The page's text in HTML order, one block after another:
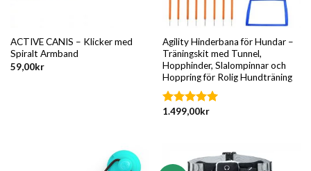
ACTIVE CANIS – Klicker med
Spiralt Armband
59,00kr
Agility Hinderbana för Hundar –
Träningskit med Tunnel,
Hopphinder, Slalompinnar och
Hoppring för Rolig Hundträning
Betygsatt
1.499,00kr